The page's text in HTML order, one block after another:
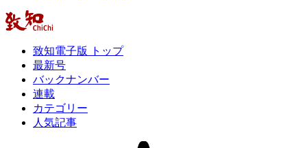
致知電子版 トップ
最新号
バックナンバー
連載
カテゴリー
人気記事